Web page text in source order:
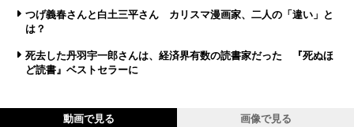
つげ義春さんと白土三平さん カリスマ漫画家、二人の「違い」と
は？
死去した丹羽宇一郎さんは、経済界有数の読書家だった 『死ぬほ
ど読書』ベストセラーに
動画で見る 画像で見る